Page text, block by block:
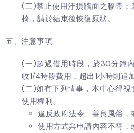
(三)禁止使用汙損牆面之膠帶；
椅，請於結束後恢復原狀。
五、注意事項
(一)超過借用時段，於30分鐘
收1/4時段費用，超出1小時則追
(二)如有下列情事，本中心得視
使用權利。
違反政府法令、善良風俗，
使用方式與申請內容不符，